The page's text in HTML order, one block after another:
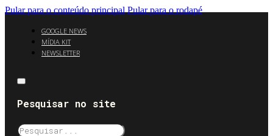
Pular para o conteúdo principal Pular para o rodapé
GOOGLE NEWS
MÍDIA KIT
NEWSLETTER
Pesquisar no site
Pesquisar